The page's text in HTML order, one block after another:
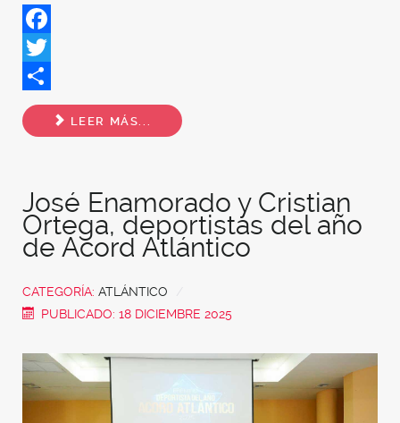
Facebook
Twitter
Share
LEER MÁS...
José Enamorado y Cristian
Ortega, deportistas del año
de Acord Atlántico
CATEGORÍA: ATLÁNTICO
PUBLICADO: 18 DICIEMBRE 2025